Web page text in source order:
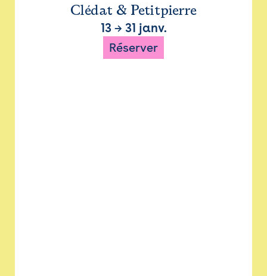
Clédat & Petitpierre
13→ 31 janv.
Réserver